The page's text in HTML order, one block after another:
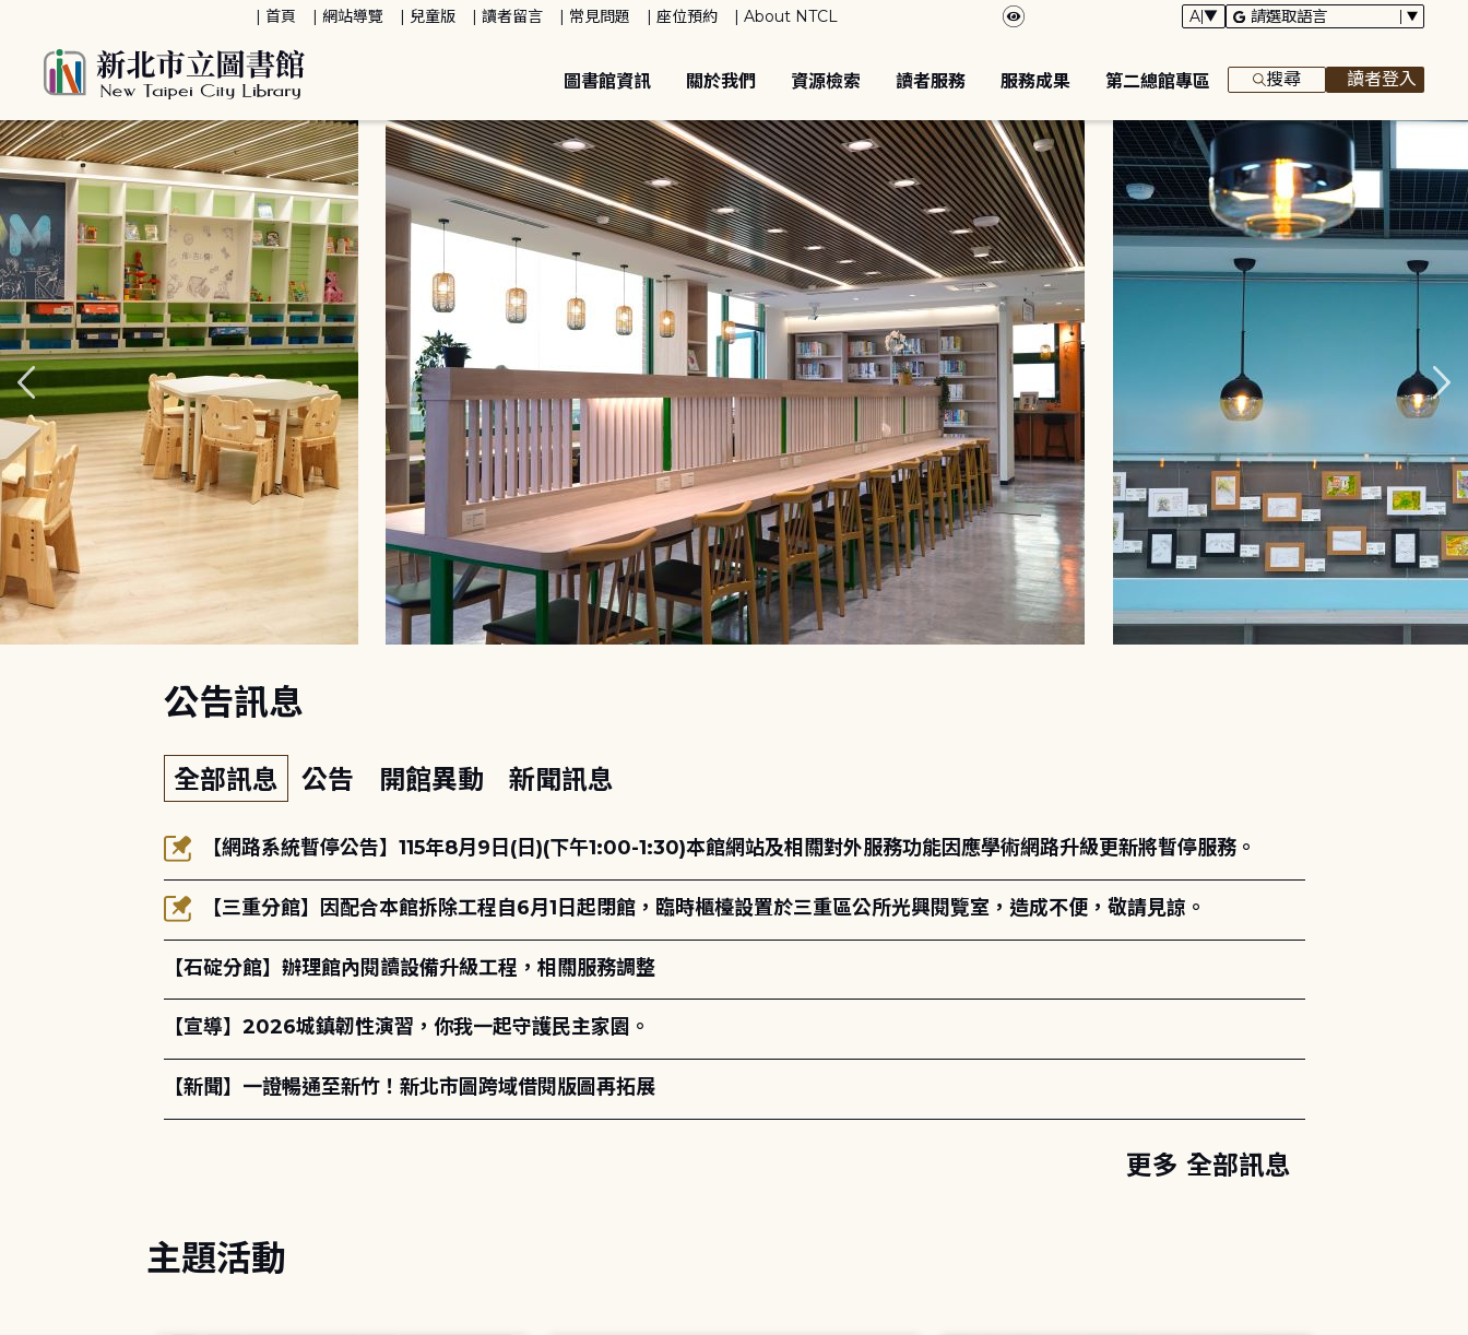
首頁 網站導覽 兒童版 讀者留言 常見問題 座位預約 About NTCL
圖書館資訊 關於我們 資源檢索 讀者服務 服務成果 第二總館專區 搜尋 讀者登入
公告訊息
全部訊息 公告 開館異動 新聞訊息
【網路系統暫停公告】115年8月9日(日)(下午1:00-1:30)本館網站及相關對外服務功能因應學術網路升級更新將暫停服務。
【三重分館】因配合本館拆除工程自6月1日起閉館，臨時櫃檯設置於三重區公所光興閱覽室，造成不便，敬請見諒。
【石碇分館】辦理館內閱讀設備升級工程，相關服務調整
【宣導】2026城鎮韌性演習，你我一起守護民主家園。
【新聞】一證暢通至新竹！新北市圖跨域借閱版圖再拓展
更多 全部訊息
主題活動